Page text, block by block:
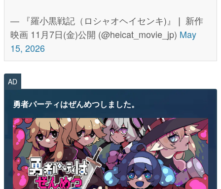
— 『羅小黒戦記（ロシャオヘイセンキ)』❘ 新作
映画 11月7日(金)公開 (@heicat_movie_jp) May
15, 2026
AD
勇者パーティはぜんめつしました。